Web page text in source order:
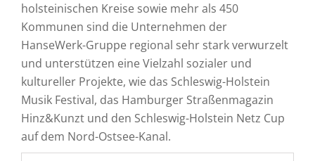
holsteinischen Kreise sowie mehr als 450
Kommunen sind die Unternehmen der
HanseWerk-Gruppe regional sehr stark verwurzelt
und unterstützen eine Vielzahl sozialer und
kultureller Projekte, wie das Schleswig-Holstein
Musik Festival, das Hamburger Straßenmagazin
Hinz&Kunzt und den Schleswig-Holstein Netz Cup
auf dem Nord-Ostsee-Kanal.